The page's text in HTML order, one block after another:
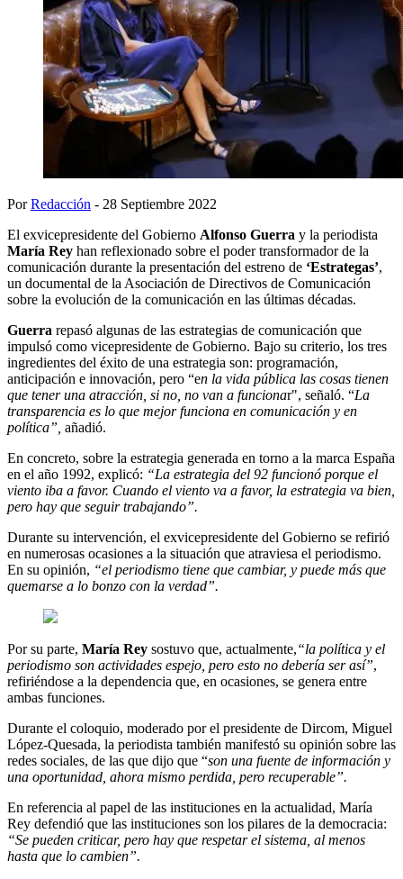
PorRedacción - 28 Septiembre 2022
El exvicepresidente del Gobierno Alfonso Guerra y la periodista
María Rey han reflexionado sobre el poder transformador de la
comunicación durante la presentación del estreno de ‘Estrategas’,
un documental de la Asociación de Directivos de Comunicación
sobre la evolución de la comunicación en las últimas décadas.
Guerra repasó algunas de las estrategias de comunicación que
impulsó como vicepresidente de Gobierno. Bajo su criterio, los tres
ingredientes del éxito de una estrategia son: programación,
anticipación e innovación, pero “en la vida pública las cosas tienen
que tener una atracción, si no, no van a funcionar", señaló. “La
transparencia es lo que mejor funciona en comunicación y en
política”, añadió.
En concreto, sobre la estrategia generada en torno a la marca España
en el año 1992, explicó: “La estrategia del 92 funcionó porque el
viento iba a favor. Cuando el viento va a favor, la estrategia va bien,
pero hay que seguir trabajando”.
Durante su intervención, el exvicepresidente del Gobierno se refirió
en numerosas ocasiones a la situación que atraviesa el periodismo.
En su opinión, “el periodismo tiene que cambiar, y puede más que
quemarse a lo bonzo con la verdad”.
Por su parte, María Rey sostuvo que, actualmente,“la política y el
periodismo son actividades espejo, pero esto no debería ser así”,
refiriéndose a la dependencia que, en ocasiones, se genera entre
ambas funciones.
Durante el coloquio, moderado por el presidente de Dircom, Miguel
López-Quesada, la periodista también manifestó su opinión sobre las
redes sociales, de las que dijo que “son una fuente de información y
una oportunidad, ahora mismo perdida, pero recuperable”.
En referencia al papel de las instituciones en la actualidad, María
Rey defendió que las instituciones son los pilares de la democracia:
“Se pueden criticar, pero hay que respetar el sistema, al menos
hasta que lo cambien”.